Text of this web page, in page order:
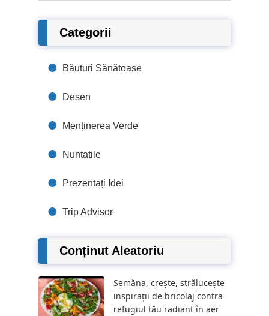
Categorii
Băuturi Sănătoase
Desen
Menținerea Verde
Nuntatile
Prezentați Idei
Trip Advisor
Conținut Aleatoriu
Semăna, crește, strălucește
inspirații de bricolaj contra
refugiul tău radiant în aer